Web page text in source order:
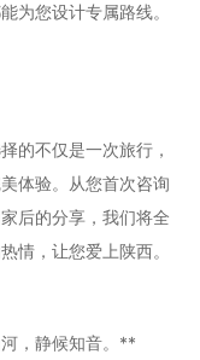
为您设计专属路线。
的不仅是一次旅行，
体验。从您首次咨询
后的分享，我们将全
情，让您爱上陕西。
，静候知音。**